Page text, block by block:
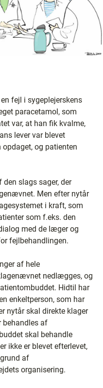
fejl i sygeplejerskens
paracetamol, som
var, at han fik kvalme,
lever var blevet
og patienten
den slags sager, der
Men efter nytår
i kraft, som
som f.eks. den
med de læger og
fejlbehandlingen.
af hele
nedlægges, og
Hidtil har
enkeltperson, som har
nytår skal direkte klager
behandles af
skal behandle
ikke er blevet efterlevet,
af
organisering.